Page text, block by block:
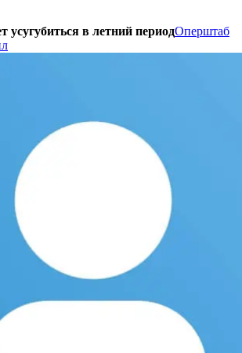
усугубиться в летний периодОперштаб